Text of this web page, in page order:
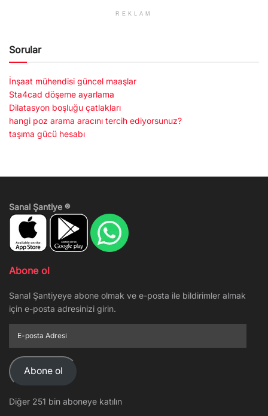
REKLAM
Sorular
İnşaat mühendisi güncel maaşlar
Sta4cad döşeme ayarlama
Dilatasyon boşluğu çatlakları
hangi poz arama aracını tercih ediyorsunuz?
taşıma gücü hesabı
Sanal Şantiye ®
Abone ol
Sanal Şantiyeye abone olmak ve e-posta ile bildirimler almak
için e-posta adresinizi girin.
posta
Adresi
Abone ol
Diğer 251 bin aboneye katılın